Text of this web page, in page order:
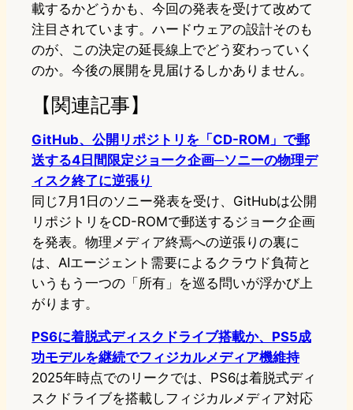
載するかどうかも、今回の発表を受けて改めて
注目されています。ハードウェアの設計そのも
のが、この決定の延長線上でどう変わっていく
のか。今後の展開を見届けるしかありません。
【関連記事】
GitHub、公開リポジトリを「CD-ROM」で郵
送する4日間限定ジョーク企画─ソニーの物理デ
ィスク終了に逆張り
同じ7月1日のソニー発表を受け、GitHubは公開
リポジトリをCD-ROMで郵送するジョーク企画
を発表。物理メディア終焉への逆張りの裏に
は、AIエージェント需要によるクラウド負荷と
いうもう一つの「所有」を巡る問いが浮かび上
がります。
PS6に着脱式ディスクドライブ搭載か、PS5成
功モデルを継続でフィジカルメディア機維持
2025年時点でのリークでは、PS6は着脱式ディ
スクドライブを搭載しフィジカルメディア対応